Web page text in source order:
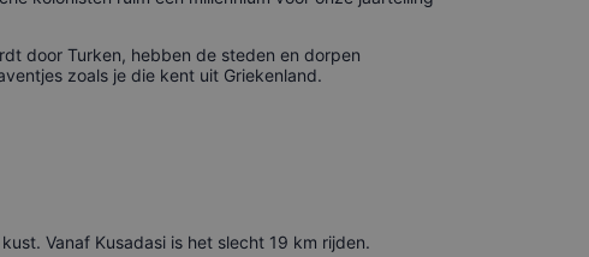
door Turken, hebben de steden en dorpen
zoals je die kent uit Griekenland.
Vanaf Kusadasi is het slecht 19 km rijden.